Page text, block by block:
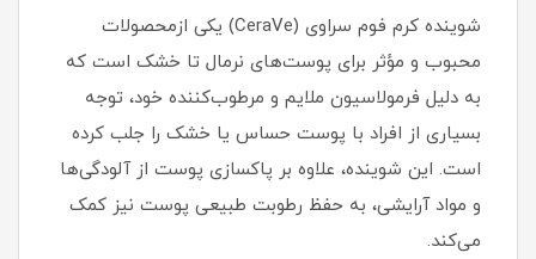
شوینده کرم فوم سراوی (CeraVe) یکی ازمحصولات
محبوب و مؤثر برای پوست‌های نرمال تا خشک است که
به دلیل فرمولاسیون ملایم و مرطوب‌کننده خود، توجه
بسیاری از افراد با پوست حساس یا خشک را جلب کرده
است. این شوینده، علاوه بر پاکسازی پوست از آلودگی‌ها
و مواد آرایشی، به حفظ رطوبت طبیعی پوست نیز کمک
می‌کند.